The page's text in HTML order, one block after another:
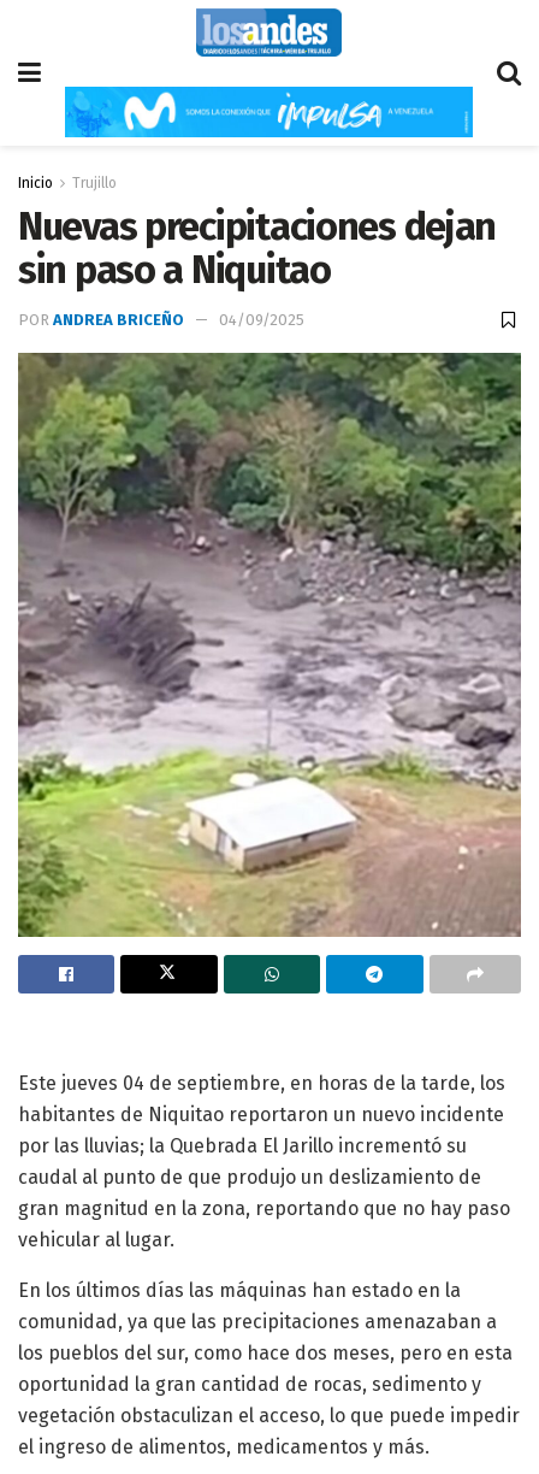
Inicio Trujillo
Nuevas precipitaciones dejan
sin paso a Niquitao
POR ANDREA BRICEÑO 04/09/2025
Este jueves 04 de septiembre, en horas de la tarde, los
habitantes de Niquitao reportaron un nuevo incidente
por las lluvias; la Quebrada El Jarillo incrementó su
caudal al punto de que produjo un deslizamiento de
gran magnitud en la zona, reportando que no hay paso
vehicular al lugar.
En los últimos días las máquinas han estado en la
comunidad, ya que las precipitaciones amenazaban a
los pueblos del sur, como hace dos meses, pero en esta
oportunidad la gran cantidad de rocas, sedimento y
vegetación obstaculizan el acceso, lo que puede impedir
el ingreso de alimentos, medicamentos y más.